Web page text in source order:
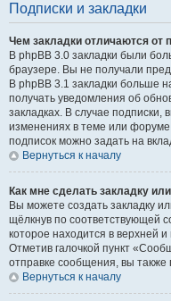
Подписки и закладки
Чем закладки отличаются от
В phpBB 3.0 закладки были
браузере. Вы не получали
В phpBB 3.1 закладки больше
получать уведомления об
закладках. В случае подписки,
изменениях в теме или
подписок можно задать на
Вернуться к началу
Как мне сделать закладку
Вы можете создать закладку
щёлкнув по соответствующей
которое находится в верхней
Отметив галочкой пункт
отправке сообщения, вы
Вернуться к началу